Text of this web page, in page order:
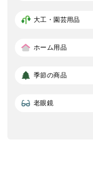
大工・園芸用品
ホーム用品
季節の商品
老眼鏡